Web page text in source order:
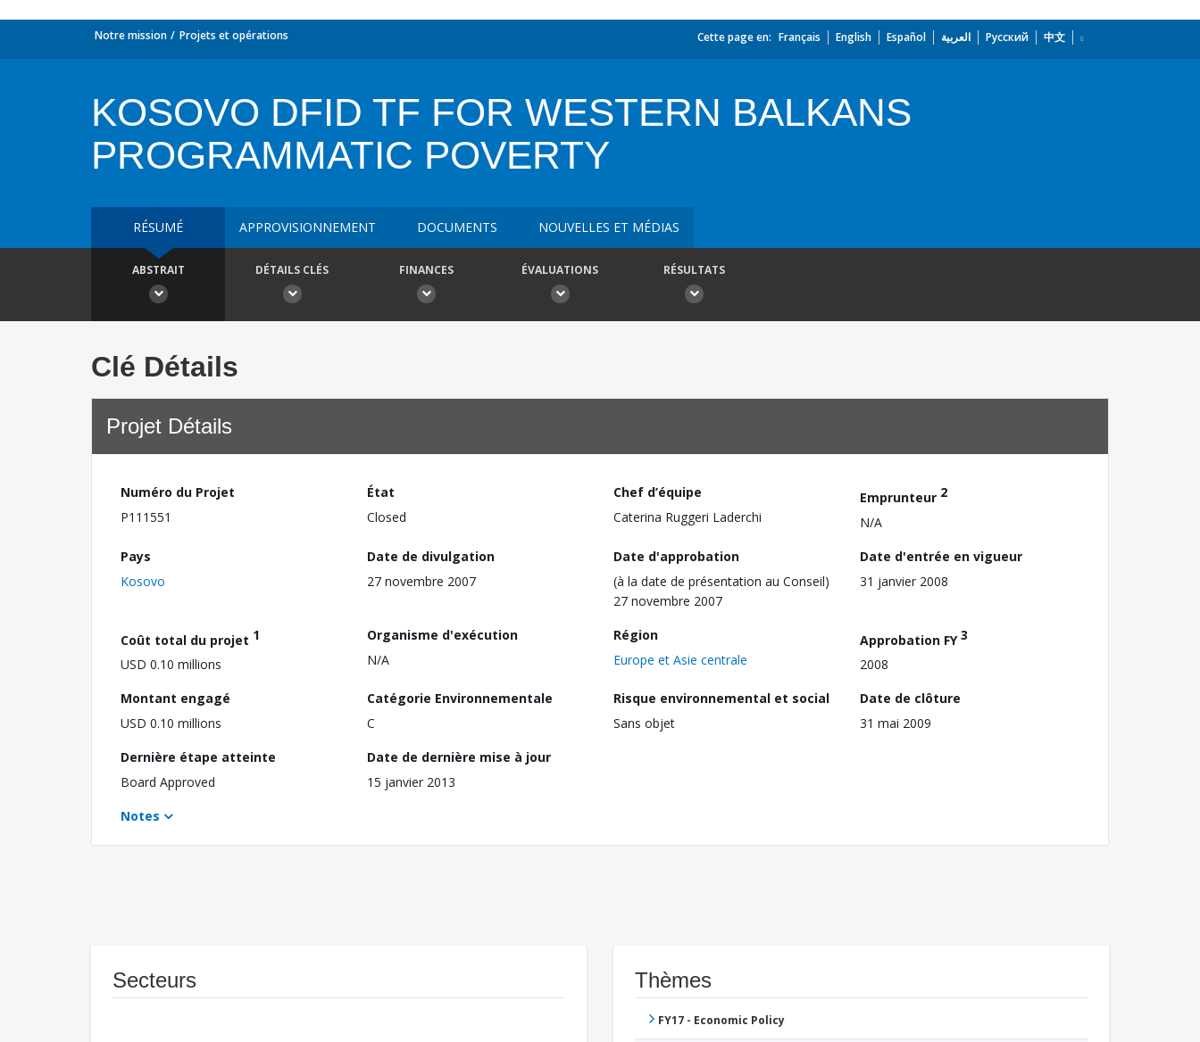
Notre mission Projets et opérations Cette page en: Français English Español العربية Русский 中文
KOSOVO DFID TF FOR WESTERN BALKANS
PROGRAMMATIC POVERTY
RÉSUMÉ APPROVISIONNEMENT DOCUMENTS NOUVELLES ET MÉDIAS
ABSTRAIT DÉTAILS CLÉS FINANCES ÉVALUATIONS RÉSULTATS
Clé Détails
Projet Détails
Numéro du Projet
P111551
État
Closed
Chef d’équipe
Caterina Ruggeri Laderchi
Emprunteur 2
N/A
Pays
Kosovo
Date de divulgation
27 novembre 2007
Date d'approbation
(à la date de présentation au Conseil)
27 novembre 2007
Date d'entrée en vigueur
31 janvier 2008
Coût total du projet 1
USD 0.10 millions
Organisme d'exécution
N/A
Région
Europe et Asie centrale
Approbation FY3
2008
Montant engagé
USD 0.10 millions
Catégorie Environnementale
C
Risque environnemental et social
Sans objet
Date de clôture
31 mai 2009
Dernière étape atteinte
Board Approved
Date de dernière mise à jour
15 janvier 2013
Notes
Secteurs Thèmes
FY17 - Economic Policy